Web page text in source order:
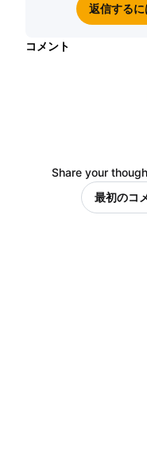
返信する
コメント
Share your
最初のコ